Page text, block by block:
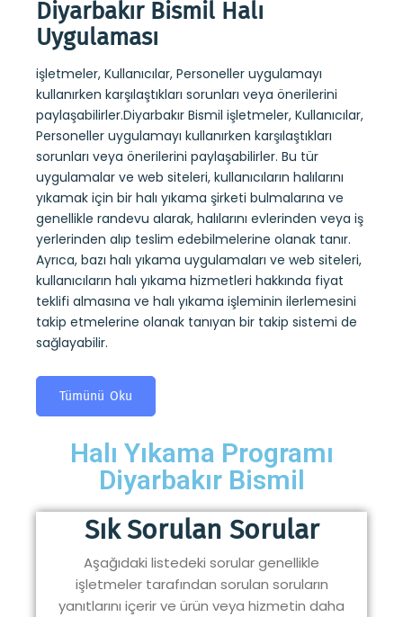
Diyarbakır Bismil Halı
Uygulaması
işletmeler, Kullanıcılar, Personeller uygulamayı
kullanırken karşılaştıkları sorunları veya önerilerini
paylaşabilirler.Diyarbakır Bismil işletmeler, Kullanıcılar,
Personeller uygulamayı kullanırken karşılaştıkları
sorunları veya önerilerini paylaşabilirler. Bu tür
uygulamalar ve web siteleri, kullanıcıların halılarını
yıkamak için bir halı yıkama şirketi bulmalarına ve
genellikle randevu alarak, halılarını evlerinden veya iş
yerlerinden alıp teslim edebilmelerine olanak tanır.
Ayrıca, bazı halı yıkama uygulamaları ve web siteleri,
kullanıcıların halı yıkama hizmetleri hakkında fiyat
teklifi almasına ve halı yıkama işleminin ilerlemesini
takip etmelerine olanak tanıyan bir takip sistemi de
sağlayabilir.
Tümünü Oku
Halı Yıkama Programı
Diyarbakır Bismil
Sık Sorulan Sorular
Aşağıdaki listedeki sorular genellikle
işletmeler tarafından sorulan soruların
yanıtlarını içerir ve ürün veya hizmetin daha